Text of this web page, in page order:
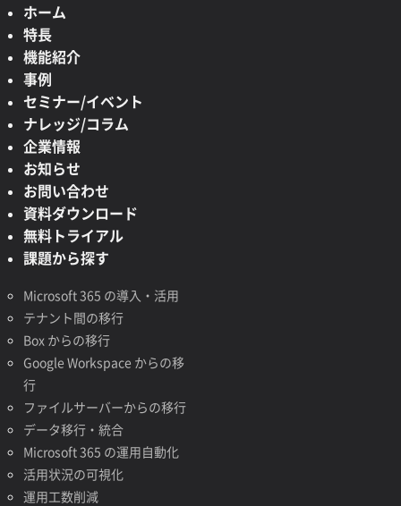
ホーム
特長
機能紹介
事例
セミナー/イベント
ナレッジ/コラム
企業情報
お知らせ
お問い合わせ
資料ダウンロード
無料トライアル
課題から探す
Microsoft 365 の導入・活用
テナント間の移行
Box からの移行
Google Workspace からの移
行
ファイルサーバーからの移行
データ移行・統合
Microsoft 365 の運用自動化
活用状況の可視化
運用工数削減